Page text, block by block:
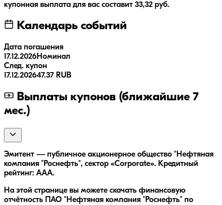
купонная выплата для вас составит 33,32 руб.
Календарь событий
Дата погашения
17.12.2026Номинал
След. купон
17.12.202647.37 RUB
Выплаты купонов (ближайшие 7
мес.)
Эмитент — публичное акционерное общество "Нефтяная
компания "Роснефть", сектор «Corporate». Кредитный
рейтинг: AAA.
На этой странице вы можете скачать финансовую
отчётность ПАО "Нефтяная компания "Роснефть" по